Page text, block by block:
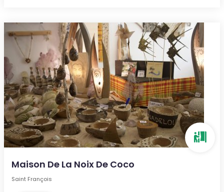
Maison De La Noix De Coco
Saint François